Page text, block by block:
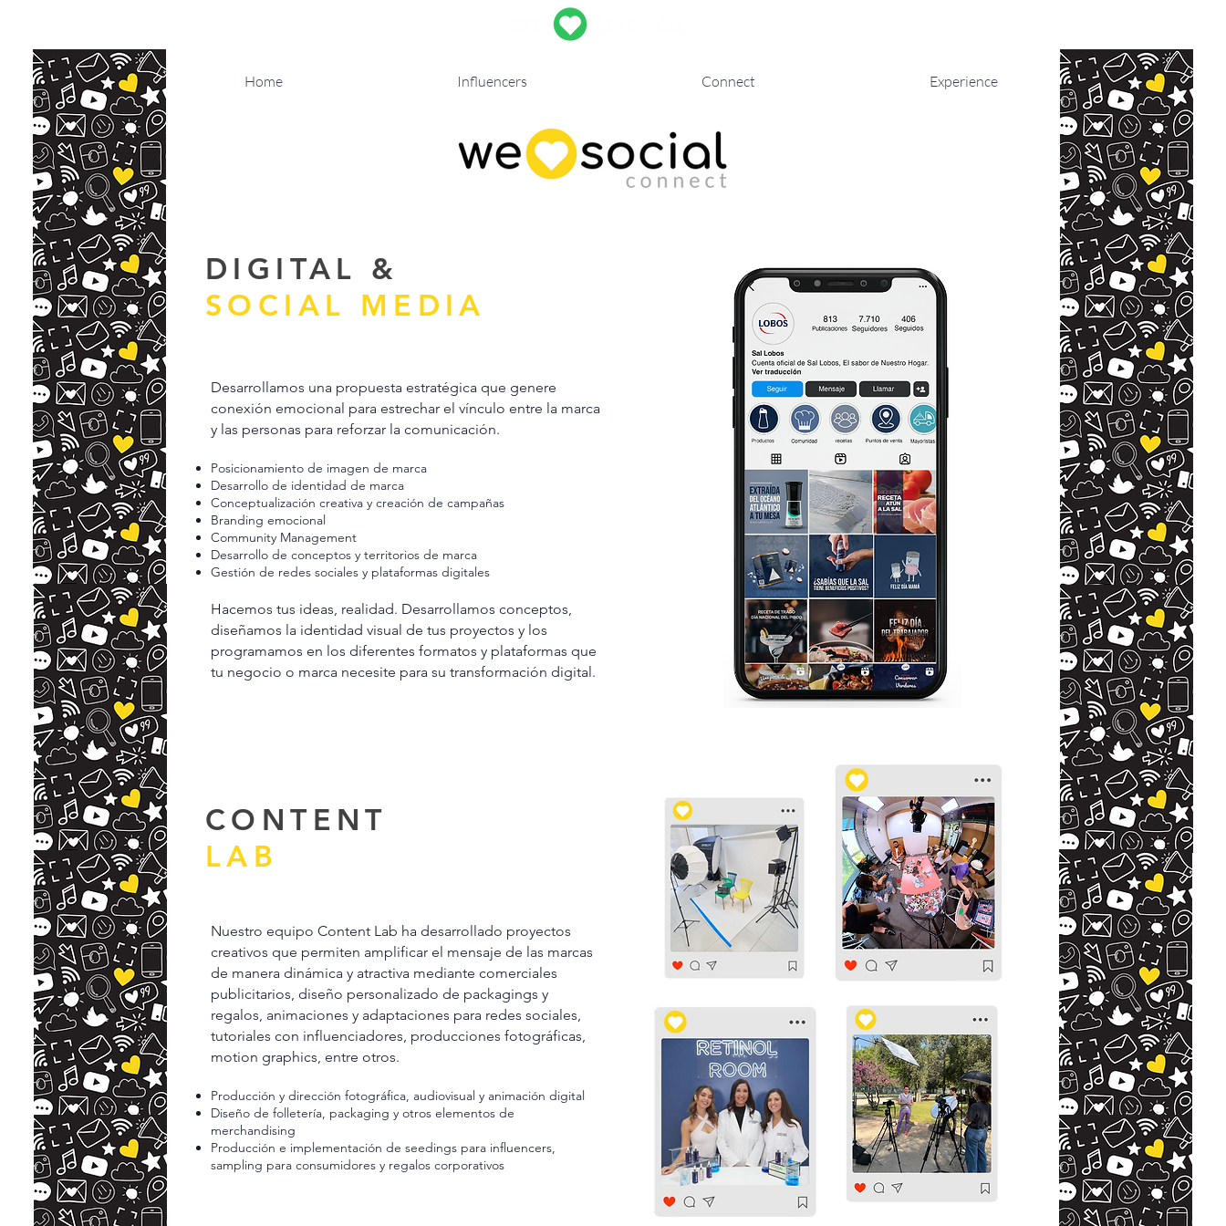
DIGITAL &
SOCIAL MEDIA
Desarrollamos una propuesta estratégica que genere
conexión emocional para estrechar el vínculo entre la marca
y las personas para reforzar la comunicación.
Posicionamiento de imagen de marca
Desarrollo de identidad de marca
Conceptualización creativa y creación de campañas
Branding emocional
Community Management
Desarrollo de conceptos y territorios de marca
Gestión de redes sociales y plataformas digitales
Hacemos tus ideas, realidad. Desarrollamos conceptos,
diseñamos la identidad visual de tus proyectos y los
programamos en los diferentes formatos y plataformas que
tu negocio o marca necesite para su transformación digital.
CONTENT
LAB
Nuestro equipo Content Lab ha desarrollado proyectos
creativos que permiten amplificar el mensaje de las marcas
de manera dinámica y atractiva mediante comerciales
publicitarios, diseño personalizado de packagings y
regalos, animaciones y adaptaciones para redes sociales,
tutoriales con influenciadores, producciones fotográficas,
motion graphics, entre otros.
Producción y dirección fotográfica, audiovisual y animación digital
Diseño de folletería, packaging y otros elementos de
merchandising
Producción e implementación de seedings para influencers,
sampling para consumidores y regalos corporativos
Home Influencers Connect Experience